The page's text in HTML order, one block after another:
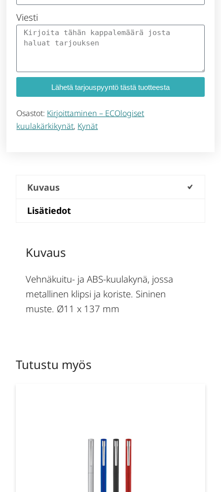
Viesti
Lähetä tarjouspyyntö tästä tuotteesta
Osastot: Kirjoittaminen – ECOlogiset
kuulakärkikynät, Kynät
Kuvaus
Lisätiedot
Kuvaus
Vehnäkuitu- ja ABS-kuulakynä, jossa
metallinen klipsi ja koriste. Sininen
muste. Ø11 x 137 mm
Tutustu myös